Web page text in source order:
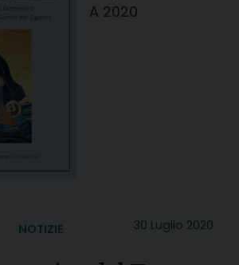
A 2020
30 Luglio 2020
NOTIZIE